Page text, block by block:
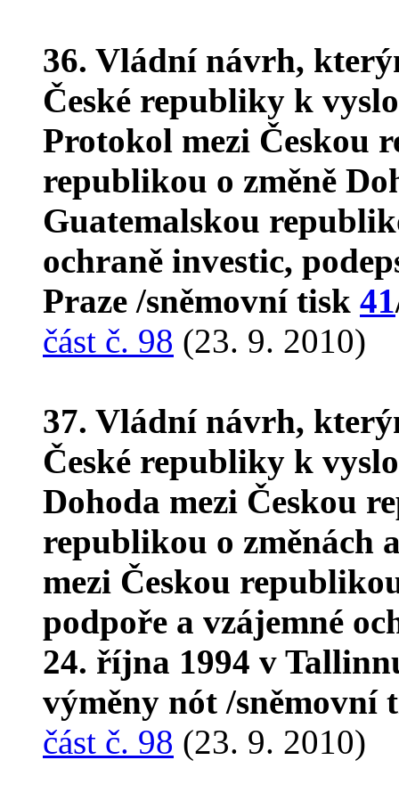
36. Vládní návrh,
České republiky k
Protokol mezi Českou
republikou o změně
Guatemalskou
ochraně investic,
Praze /sněmovní tisk 41
část č. 98 (23. 9. 2010)
37. Vládní návrh,
České republiky k
Dohoda mezi Českou
republikou o změnách
mezi Českou
podpoře a vzájemné
24. října 1994 v
výměny nót /sněmovní
část č. 98 (23. 9. 2010)